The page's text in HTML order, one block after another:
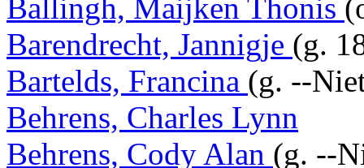
Ballingh, Maijken Thonis
Barendrecht, Jannigje (g.
Bartelds, Francina (g. --
Behrens, Charles Lynn
Behrens, Cody Alan (g. --